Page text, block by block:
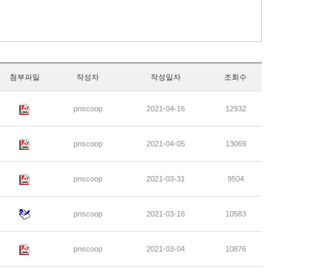
첨부파일 작성자 작성일자 조회수
pnscoop 2021-04-16 12932
pnscoop 2021-04-05 13069
pnscoop 2021-03-31 9504
pnscoop 2021-03-16 10583
pnscoop 2021-03-04 10876